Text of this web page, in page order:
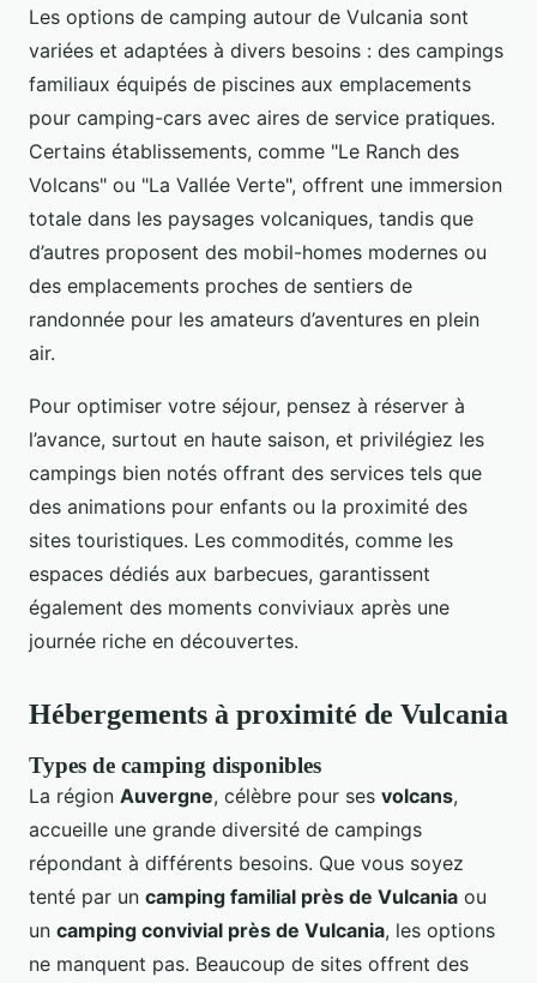
Les options de camping autour de Vulcania sont
variées et adaptées à divers besoins : des campings
familiaux équipés de piscines aux emplacements
pour camping-cars avec aires de service pratiques.
Certains établissements, comme "Le Ranch des
Volcans" ou "La Vallée Verte", offrent une immersion
totale dans les paysages volcaniques, tandis que
d’autres proposent des mobil-homes modernes ou
des emplacements proches de sentiers de
randonnée pour les amateurs d’aventures en plein
air.
Pour optimiser votre séjour, pensez à réserver à
l’avance, surtout en haute saison, et privilégiez les
campings bien notés offrant des services tels que
des animations pour enfants ou la proximité des
sites touristiques. Les commodités, comme les
espaces dédiés aux barbecues, garantissent
également des moments conviviaux après une
journée riche en découvertes.
Hébergements à proximité de Vulcania
Types de camping disponibles
La région Auvergne, célèbre pour ses volcans,
accueille une grande diversité de campings
répondant à différents besoins. Que vous soyez
tenté par un camping familial près de Vulcania ou
un camping convivial près de Vulcania, les options
ne manquent pas. Beaucoup de sites offrent des